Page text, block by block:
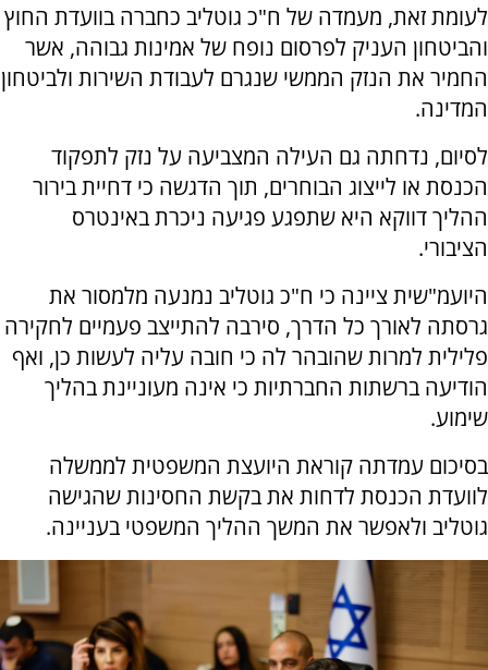
לעומת זאת, מעמדה של ח"כ גוטליב כחברה בוועדת החוץ
והביטחון העניק לפרסום נופח של אמינות גבוהה, אשר
החמיר את הנזק הממשי שנגרם לעבודת השירות ולביטחון
המדינה.
לסיום, נדחתה גם העילה המצביעה על נזק לתפקוד
הכנסת או לייצוג הבוחרים, תוך הדגשה כי דחיית בירור
ההליך דווקא היא שתפגע פגיעה ניכרת באינטרס
הציבורי.
היועמ"שית ציינה כי ח"כ גוטליב נמנעה מלמסור את
גרסתה לאורך כל הדרך, סירבה להתייצב פעמיים לחקירה
פלילית למרות שהובהר לה כי חובה עליה לעשות כן, ואף
הודיעה ברשתות החברתיות כי אינה מעוניינת בהליך
שימוע.
בסיכום עמדתה קוראת היועצת המשפטית לממשלה
לוועדת הכנסת לדחות את בקשת החסינות שהגישה
גוטליב ולאפשר את המשך ההליך המשפטי בעניינה.